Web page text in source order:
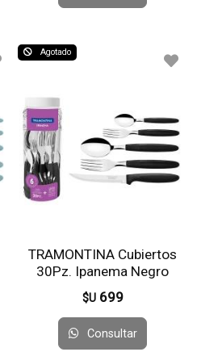
Agotado
TRAMONTINA Cubiertos
30Pz. Ipanema Negro
52121
$U 699
Consultar